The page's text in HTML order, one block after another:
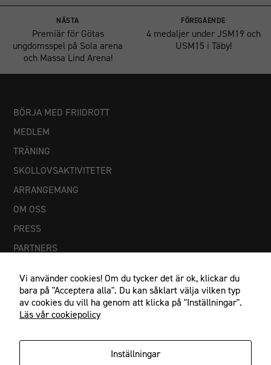
NÄSTA
Premiär för Götas
ungdomsspel på Sola arena
och Massa Lind Arena!
FÖREGÅENDE
4 medaljer under JSM19 och
USM15 i Täby!
BÖRJA MED FRIIDROTT
MEDLEM
TRÄNING
SKOLLOVSAKTIVITETER
ARRANGEMANG
OM OSS
PRESS
PARTNERS
Vi använder cookies! Om du tycker det är ok, klickar du
bara på "Acceptera alla". Du kan såklart välja vilken typ
av cookies du vill ha genom att klicka på "Inställningar".
Läs vår cookiepolicy
Inställningarcookies går